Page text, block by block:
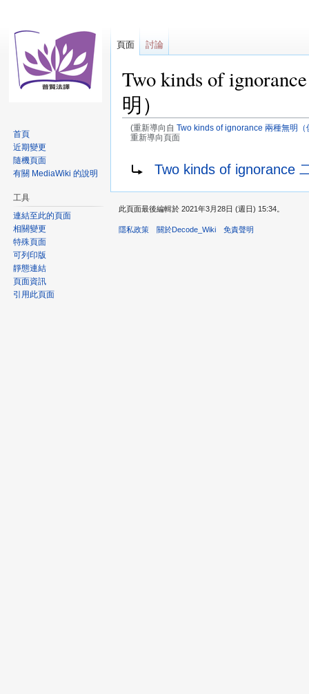
Two kinds of
明）
(重新導向自 Two kinds of ignorance 兩種無明（
重新導向頁面
導
覽
搜
尋
Two kinds of ignorance
頁面 討論
首頁
近期變更
隨機頁面
有關 MediaWiki 的說明
工具
連結至此的頁面
相關變更
特殊頁面
可列印版
靜態連結
頁面資訊
引用此頁面
此頁面最後編輯於 2021年3月28日 (週日) 15:34。
隱私政策 關於Decode_Wiki 免責聲明